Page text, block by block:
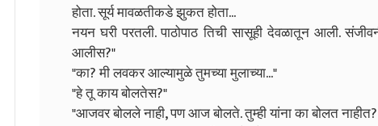
होता. सूर्य मावळतीकडे झुकत होता...
नयन घरी परतली. पाठोपाठ तिची सासूही देवळातून आली.
आलीस?"
"का? मी लवकर आल्यामुळे तुमच्या मुलाच्या..."
"हे तू काय बोलतेस?"
"आजवर बोलले नाही, पण आज बोलते. तुम्ही यांना का बोलत